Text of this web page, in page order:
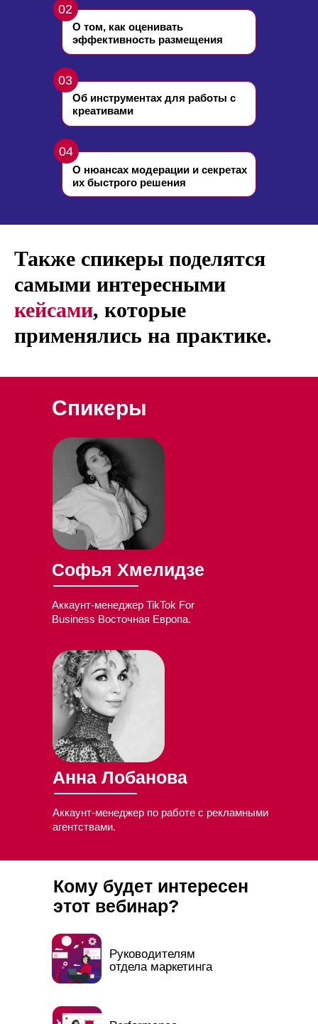
О том, как оценивать
эффективность размещения
Об инструментах для работы с
креативами
О нюансах модерации и секретах
их быстрого решения
04
03
02
Также спикеры поделятся
самыми интересными
кейсами, которые
применялись на практике.
Спикеры
Аккаунт-менеджер по работе с рекламными
агентствами.
Анна Лобанова
Аккаунт-менеджер TikTok For
Business Восточная Европа.
Софья Хмелидзе
Кому будет интересен
этот вебинар?
Руководителям
отдела маркетинга